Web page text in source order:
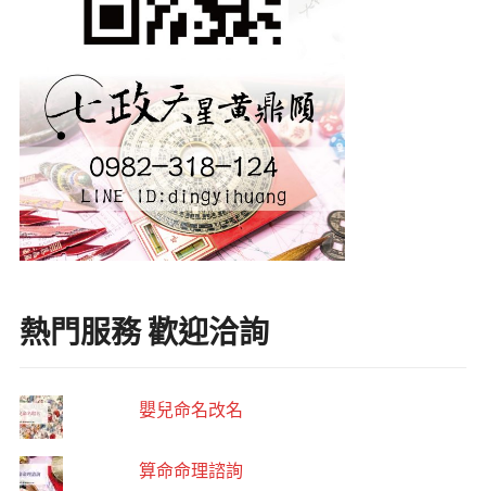
熱門服務 歡迎洽詢
嬰兒命名改名
算命命理諮詢